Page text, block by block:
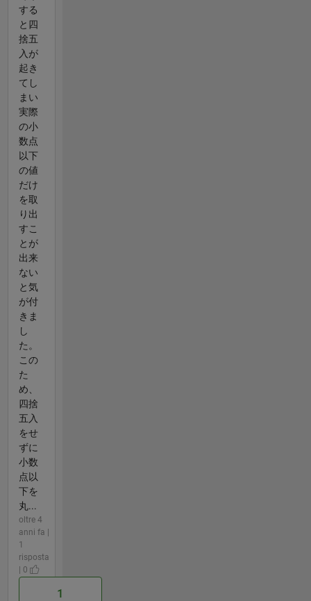
する
と四
捨五
入が
起き
てし
まい
実際
の小
数点
以下
の値
だけ
を取
り出
すこ
とが
出来
ない
と気
が付
きま
し
た。
この
た
め、
四捨
五入
をせ
ずに
小数
点以
下を
丸...
oltre 4
anni fa |
1
risposta
| 0
1